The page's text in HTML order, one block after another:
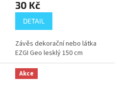
30 Kč
DETAIL
Závěs dekorační nebo látka
EZGI Geo lesklý 150 cm
Akce